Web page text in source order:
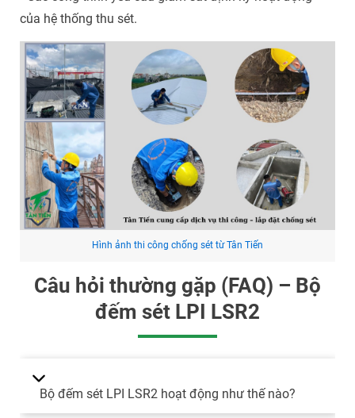
của hệ thống thu sét.
Hình ảnh thi công chống sét từ Tân Tiến
Câu hỏi thường gặp (FAQ) – Bộ
đếm sét LPI LSR2
Bộ đếm sét LPI LSR2 hoạt động như thế nào?